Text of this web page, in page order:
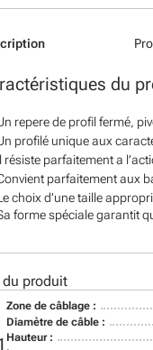
du
repere de profil fermé,
profilé unique aux
résiste parfaitement a
parfaitement aux
choix d’une taille
forme spéciale garantit
produit
Zone de câblage :
Diamètre de câble :
Hauteur :